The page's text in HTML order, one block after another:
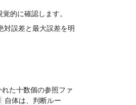
的に確認します。
対誤差と最大誤差を明
れた十数個の参照ファ
自体は、判断ルー